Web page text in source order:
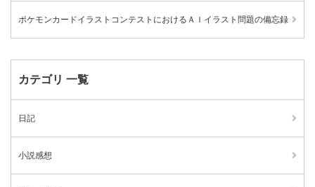
ポケモンカードイラストコンテストにおけるＡＩイラスト問題の備忘録
カテゴリ 一覧
日記
小説感想